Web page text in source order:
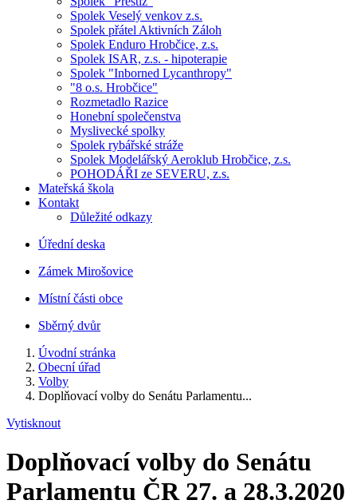
Spolek Veselý venkov z.s.
Spolek přátel Aktivních Záloh
Spolek Enduro Hrobčice, z.s.
Spolek ISAR, z.s. - hipoterapie
Spolek "Inborned Lycanthropy"
"8 o.s. Hrobčice"
Rozmetadlo Razice
Honební společenstva
Myslivecké spolky
Spolek rybářské stráže
Spolek Modelářský Aeroklub Hrobčice, z.s.
POHODÁŘI ze SEVERU, z.s.
Mateřská škola
Kontakt
Důležité odkazy
Úřední deska
Zámek Mirošovice
Místní části obce
Sběrný dvůr
Úvodní stránka
Obecní úřad
Volby
Doplňovací volby do Senátu Parlamentu...
Vytisknout
Doplňovací volby do Senátu
Parlamentu ČR 27. a 28.3.2020